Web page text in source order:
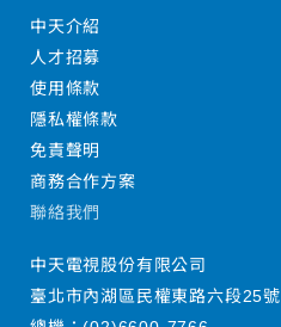
中天介紹
人才招募
使用條款
隱私權條款
免責聲明
商務合作方案
聯絡我們
中天電視股份有限公司
臺北市內湖區民權東路六段25號